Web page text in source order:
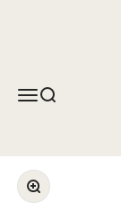
MenüSuche
Bild vergrößern